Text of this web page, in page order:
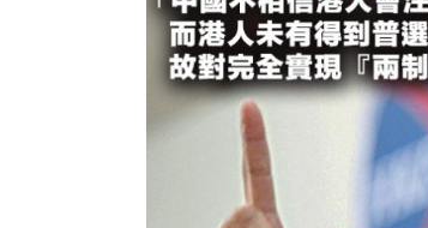
16:05 財經｜日經失守6.5萬
15:47 財經｜恒隆10月換帥
15:11 財經｜韓股反覆波動
13:44 財經｜內地7月美元
財經｜日本春季三度
國際｜特朗普料美伊
財經｜SA售股自救後